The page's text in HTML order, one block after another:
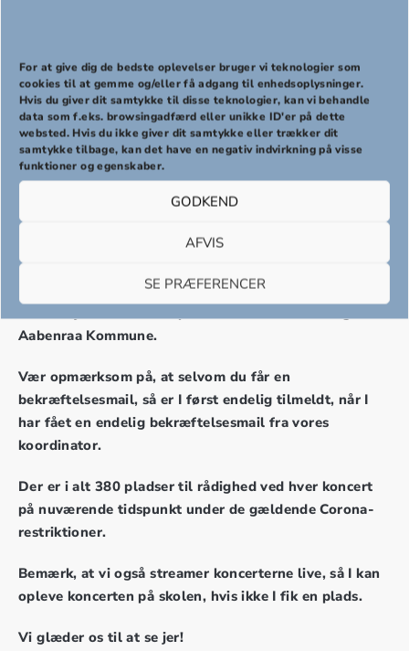
For at give dig de bedste oplevelser bruger vi teknologier som
cookies til at gemme og/eller få adgang til enhedsoplysninger.
Hvis du giver dit samtykke til disse teknologier, kan vi behandle
data som f.eks. browsingadfærd eller unikke ID'er på dette
websted. Hvis du ikke giver dit samtykke eller trækker dit
samtykke tilbage, kan det have en negativ indvirkning på visse
funktioner og egenskaber.
GODKEND
AFVIS
SE PRÆFERENCER
Tilmelding til skolekoncert for Aabenraa
Kommunes skoler, 11. december, 2020,
Her kan du tilmelde din klasse til gratis
julegospelmusical koncert i Sønderjyllandshallen, et
Aabenraa Kommune.
Vær opmærksom på, at selvom du får en
bekræftelsesmail, så er I først endelig tilmeldt, når I
har fået en endelig bekræftelsesmail fra vores
koordinator.
Der er i alt 380 pladser til rådighed ved hver koncert
på nuværende tidspunkt under de gældende Corona-
restriktioner.
Bemærk, at vi også streamer koncerterne live, så I kan
opleve koncerten på skolen, hvis ikke I fik en plads.
Vi glæder os til at se jer!
PREVIOUS